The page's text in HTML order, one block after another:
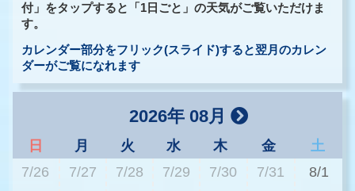
付」をタップすると「1日ごと」の天気がご覧いただけま
す。
カレンダー部分をフリック(スライド)すると翌月のカレン
ダーがご覧になれます
2026年 08月
日 月 火 水 木 金
土
7/26
7/27 7/28 7/29 7/30 7/31 8/1